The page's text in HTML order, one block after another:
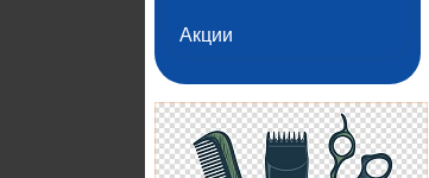
Акции